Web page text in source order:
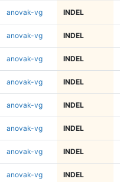
anovak-vg INDEL
anovak-vg INDEL
anovak-vg INDEL
anovak-vg INDEL
anovak-vg INDEL
anovak-vg INDEL
anovak-vg INDEL
anovak-vg INDEL